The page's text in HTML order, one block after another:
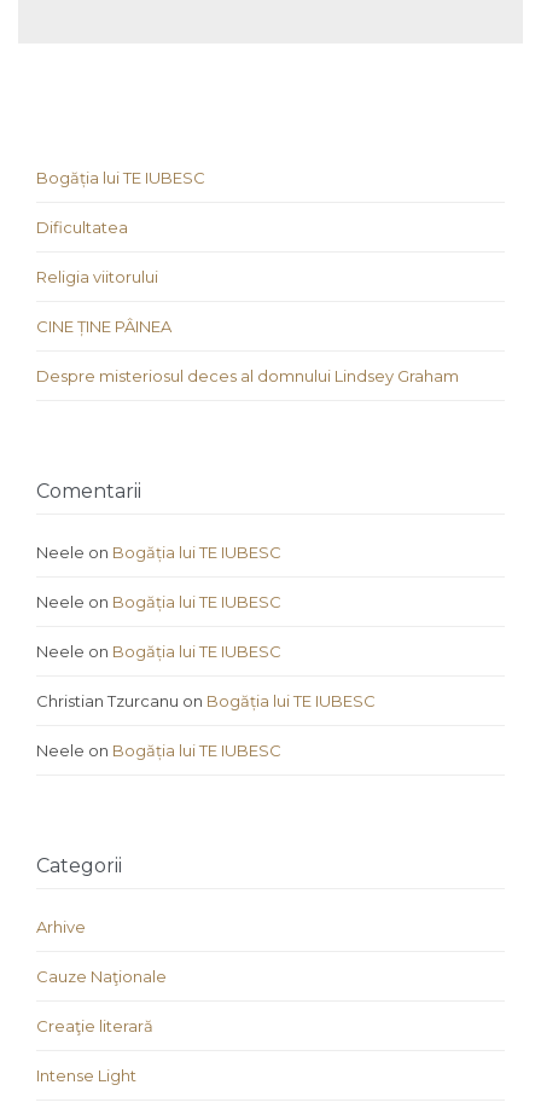
Bogăția lui TE IUBESC
Dificultatea
Religia viitorului
CINE ȚINE PÂINEA
Despre misteriosul deces al domnului Lindsey Graham
Comentarii
Neele on Bogăția lui TE IUBESC
Neele on Bogăția lui TE IUBESC
Neele on Bogăția lui TE IUBESC
Christian Tzurcanu on Bogăția lui TE IUBESC
Neele on Bogăția lui TE IUBESC
Categorii
Arhive
Cauze Naţionale
Creaţie literară
Intense Light